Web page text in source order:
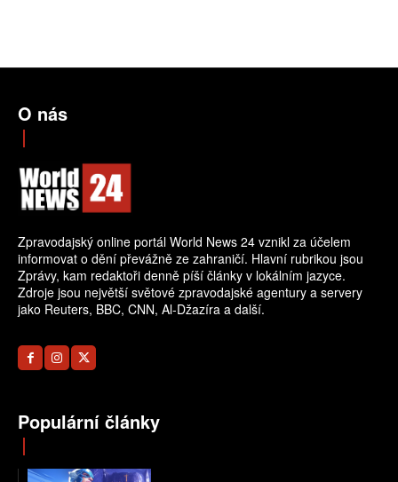
O nás
Zpravodajský online portál World News 24 vznikl za účelem
informovat o dění převážně ze zahraničí. Hlavní rubrikou jsou
Zprávy, kam redaktoři denně píší články v lokálním jazyce.
Zdroje jsou největší světové zpravodajské agentury a servery
jako Reuters, BBC, CNN, Al-Džazíra a další.
Populární články